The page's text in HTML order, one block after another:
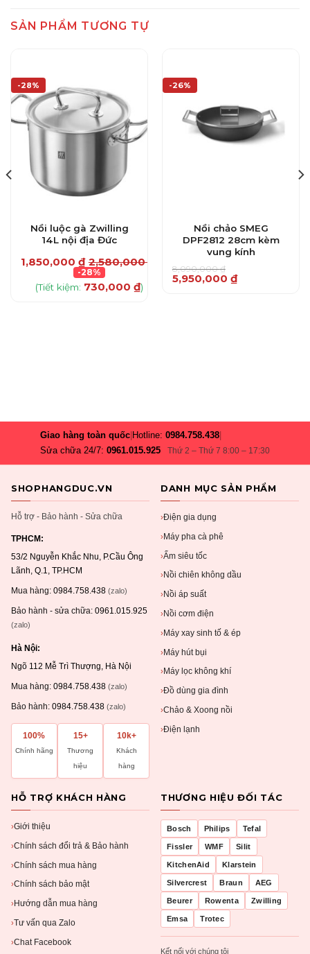
SẢN PHẨM TƯƠNG TỰ
-28%
Nồi luộc gà Zwilling
14L nội địa Đức
1,850,000 ₫ 2,580,000
-28%
(Tiết kiệm: 730,000₫)
-26%
Nồi chảo SMEG
DPF2812 28cm kèm
vung kính
8,090,000₫
Giá
gốc
5,950,000 ₫
Giá
hiện
chọn
thể
được
trên
Giao hàng toàn quốc Hotline:0984.758.438
Sửa chữa 24/7:0961.015.925 Thứ 2 – Thứ 7 8:00 – 17:30
SHOPHANGDUC.VN
Hỗ trợ - Bảo hành - Sửa chữa
TPHCM:
53/2 Nguyễn Khắc Nhu, P.Cầu Ông
Lãnh, Q.1, TP.HCM
Mua hàng: 0984.758.438 (zalo)
Bảo hành - sửa chữa: 0961.015.925
(zalo)
Hà Nội:
Ngõ 112 Mễ Trì Thượng, Hà Nội
Mua hàng: 0984.758.438 (zalo)
Bảo hành: 0984.758.438 (zalo)
100%
Chính hãng
15+
Thương
hiệu
10k+
Khách
hàng
DANH MỤC SẢN PHẨM
›Điện gia dụng
›Máy pha cà phê
›Ấm siêu tốc
› Nồi chiên không dầu
› Nồi áp suất
› Nồi cơm điện
›Máy xay sinh tố & ép
›Máy hút bụi
› Máy lọc không khí
›Đồ dùng gia đình
›Chảo & Xoong nồi
›Điện lạnh
HỖ TRỢ KHÁCH HÀNG
›Giới thiệu
›Chính sách đổi trả & Bảo hành
›Chính sách mua hàng
›Chính sách bảo mật
› Hướng dẫn mua hàng
›Tư vấn qua Zalo
›Chat Facebook
THƯƠNG HIỆU ĐỐI TÁC
Bosch Philips Tefal
Fissler WMF Silit
KitchenAid Klarstein
Silvercrest Braun AEG
Beurer Rowenta Zwilling
Emsa Trotec
Kết nối với chúng tôi